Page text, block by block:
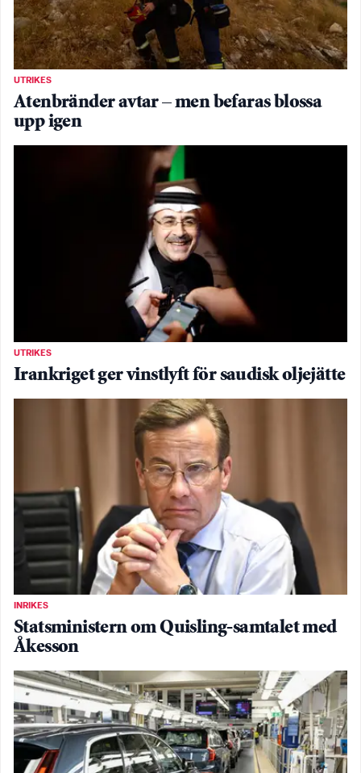
UTRIKES
Atenbränder avtar – men befaras blossa
upp igen
UTRIKES
Irankriget ger vinstlyft för saudisk oljejätte
INRIKES
Statsministern om Quisling-samtalet med
Åkesson